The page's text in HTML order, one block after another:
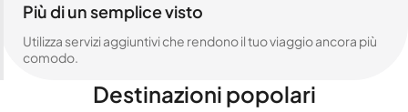
Più di un semplice visto
Utilizza servizi aggiuntivi che rendono il tuo viaggio ancora più
comodo.
Destinazioni popolari